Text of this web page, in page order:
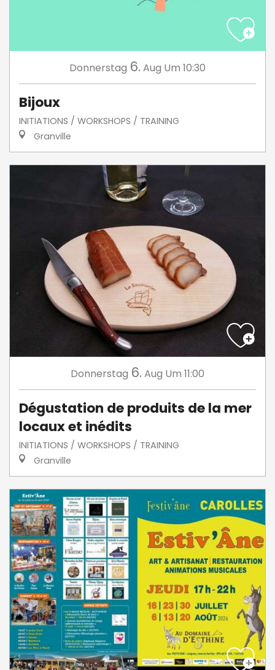
Donnerstag 6. Aug Um 10:30
Bijoux
INITIATIONS / WORKSHOPS / TRAINING
Granville
Donnerstag 6. Aug Um 11:00
Dégustation de produits de la mer
locaux et inédits
INITIATIONS / WORKSHOPS / TRAINING
Granville